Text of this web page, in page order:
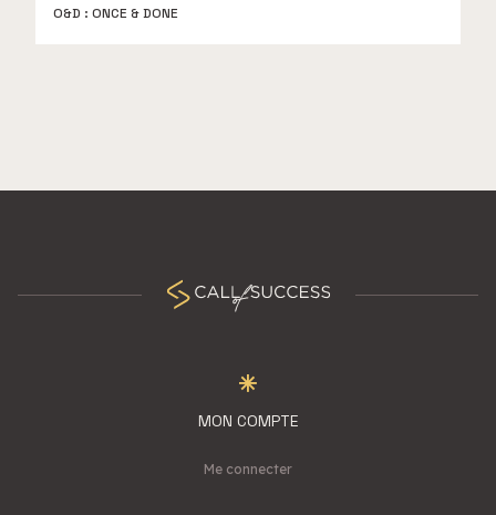
O&D : ONCE & DONE
MON COMPTE
Me connecter